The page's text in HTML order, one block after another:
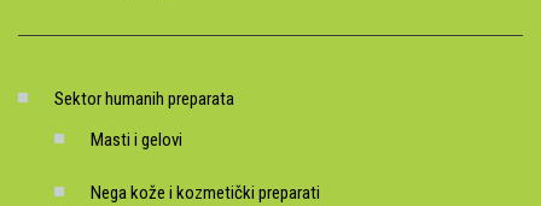
Sektor humanih preparata
Masti i gelovi
Nega kože i kozmetički preparati